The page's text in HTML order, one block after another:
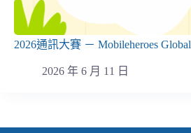
2026通訊大賽 － Mobileheroes Global
2026 年 6 月 11 日